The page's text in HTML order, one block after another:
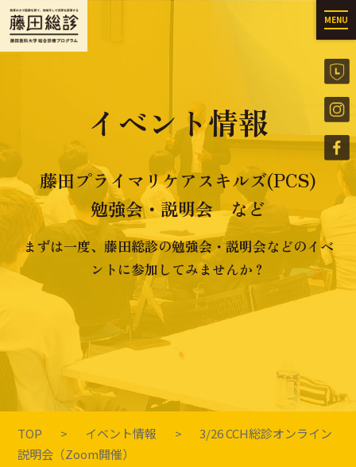
MENU
イベント情報
藤田プライマリケアスキルズ(PCS)
勉強会・説明会 など
まずは一度、藤田総診の勉強会・説明会などのイベ
ントに参加してみませんか？
TOP イベント情報
3/26 CCH総診オンライン
説明会（Zoom開催）